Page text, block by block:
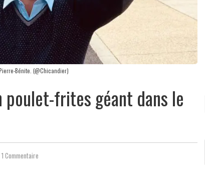
Bénite. (@Chicandier)
poulet-frites géant dans le
1 Commentaire